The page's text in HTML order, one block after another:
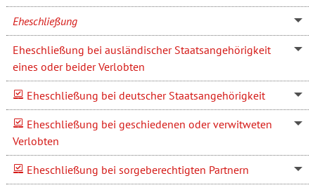
Eheschließung
Eheschließung bei ausländischer Staatsangehörigkeit
eines oder beider Verlobten
Eheschließung bei deutscher Staatsangehörigkeit
Eheschließung bei geschiedenen oder verwitweten
Verlobten
Eheschließung bei sorgeberechtigten Partnern